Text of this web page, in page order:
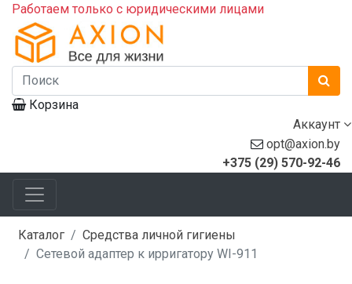
Работаем только с юридическими лицами
Корзина
Аккаунт
opt@axion.by
+375 (29) 570-92-46
Каталог
Средства личной гигиены
Сетевой адаптер к ирригатору WI-911